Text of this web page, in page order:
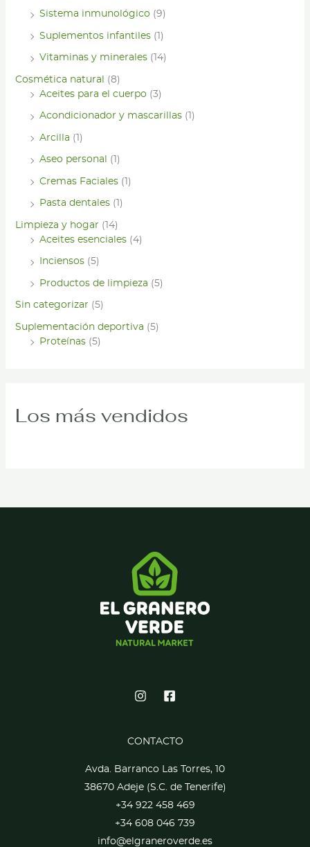
Sistema inmunológico (9)
Suplementos infantiles (1)
Vitaminas y minerales (14)
Cosmética natural
(8)
Aceites para el cuerpo (3)
Acondicionador y mascarillas (1)
Arcilla (1)
Aseo personal (1)
Cremas Faciales (1)
Pasta dentales (1)
Limpieza y hogar (14)
Aceites esenciales (4)
Inciensos (5)
Productos de limpieza (5)
Sin categorizar (5)
Suplementación deportiva (5)
Proteínas (5)
Los más vendidos
CONTACTO
Avda. Barranco Las Torres, 10
38670 Adeje (S.C. de Tenerife)
+34 922 458 469
+34 608 046 739
info@elgraneroverde.es